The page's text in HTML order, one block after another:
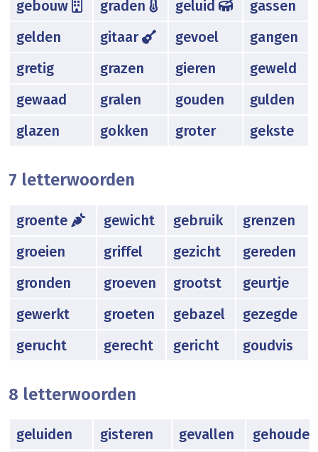
gebouw graden geluid
gassen
gelden
gitaar gevoel
gangen
gretig
grazen gieren
geweld
gewaad
gralen gouden
gulden
glazen
gokken groter gekste
7 letterwoorden
groente gewicht gebruik
grenzen
groeien
griffel gezicht
gereden
gronden
groeven grootst
geurtje
gewerkt
groeten gebazel
gezegde
gerucht
gerecht gericht goudvis
8 letterwoorden
geluiden gisteren gevallen
gehouden